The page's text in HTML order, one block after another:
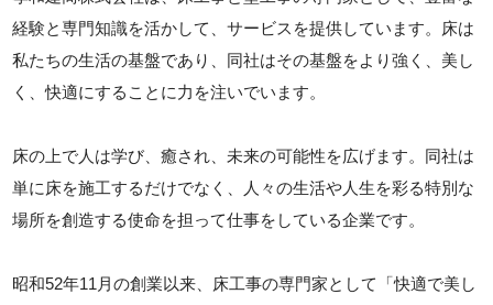
経験と専門知識を活かして、サービスを提供しています。床は
私たちの生活の基盤であり、同社はその基盤をより強く、美し
く、快適にすることに力を注いでいます。
床の上で人は学び、癒され、未来の可能性を広げます。同社は
単に床を施工するだけでなく、人々の生活や人生を彩る特別な
場所を創造する使命を担って仕事をしている企業です。
昭和52年11月の創業以来、床工事の専門家として「快適で美し